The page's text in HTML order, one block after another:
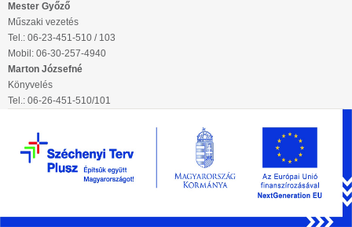
Mester Győző
Műszaki vezetés
Tel.: 06-23-451-510 / 103
Mobil: 06-30-257-4940
Marton Józsefné
Könyvelés
Tel.: 06-26-451-510/101